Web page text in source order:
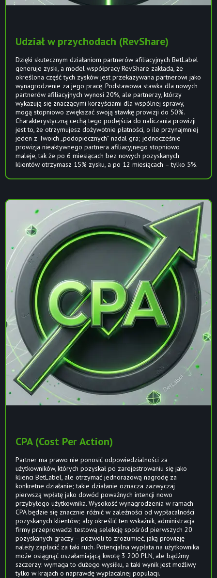
Udział w przychodach (RevShare)
Dzięki skutecznym działaniom partnerów afiliacyjnych BetLabel
generuje zyski, a model współpracy RevShare zakłada, że
określona część tych zysków jest przekazywana partnerowi jako
wynagrodzenie za jego pracę. Podstawowa stawka dla nowych
partnerów afiliacyjnych wynosi 20%, ale partnerzy, którzy
wykazują się znaczącymi korzyściami dla wspólnej sprawy,
mogą stopniowo zwiększać swoją stawkę prowizji do 50%.
Charakterystyczną cechą tego podejścia do naliczania prowizji
jest to, że otrzymujesz dożywotnie płatności, o ile przynajmniej
jeden z Twoich „podopiecznych” nadal gra; jednocześnie
prowizja nieaktywnego partnera afiliacyjnego stopniowo
maleje, tak że po 6 miesiącach bez nowych pozyskanych
klientów otrzymasz 15% zysku, a po 12 miesiącach – tylko 5%.
CPA (Cost Per Action)
Partner ma prawo nie ponosić odpowiedzialności za
użytkowników, których pozyskał po zarejestrowaniu się jako
klienci BetLabel, ale otrzymać jednorazową nagrodę za
konkretne działanie; takie działanie oznacza zazwyczaj
pierwszą wpłatę jako dowód poważnych intencji nowo
przybyłego użytkownika. Wysokość wynagrodzenia w ramach
CPA będzie się znacznie różnić w zależności od wypłacalności
pozyskanych klientów; aby określić ten wskaźnik, administracja
firmy przeprowadzi testową selekcję spośród pierwszych 20
pozyskanych graczy – pozwoli to zrozumieć, jaką prowizję
należy zapłacić za taki ruch. Potencjalna wypłata na użytkownika
może osiągnąć oszałamiającą kwotę 3 200 PLN, ale bądźmy
szczerzy: wymaga to dużego wysiłku, a taki wynik jest możliwy
tylko w krajach o naprawdę wypłacalnej populacji.